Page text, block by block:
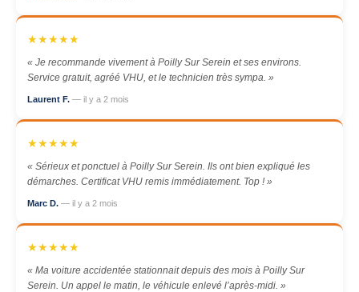
★★★★★
« Je recommande vivement à Poilly Sur Serein et ses environs.
Service gratuit, agréé VHU, et le technicien très sympa. »
Laurent F. — il y a 2 mois
★★★★★
« Sérieux et ponctuel à Poilly Sur Serein. Ils ont bien expliqué les
démarches. Certificat VHU remis immédiatement. Top ! »
Marc D. — il y a 2 mois
★★★★★
« Ma voiture accidentée stationnait depuis des mois à Poilly Sur
Serein. Un appel le matin, le véhicule enlevé l’après-midi. »